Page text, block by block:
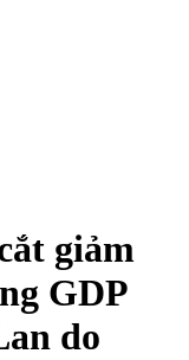
giảm
GDP
do